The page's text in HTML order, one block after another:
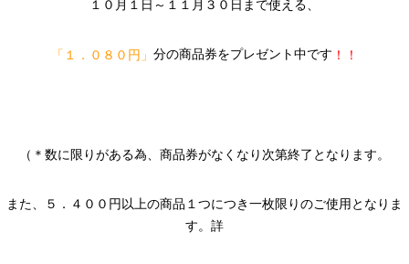
１０月１日～１１月３０日まで使える、
「１．０８０円」 分の商品券をプレゼント中です ！！
（＊数に限りがある為、商品券がなくなり次第終了となります。
また、５．４００円以上の商品１つにつき一枚限りのご使用となりま
す。詳